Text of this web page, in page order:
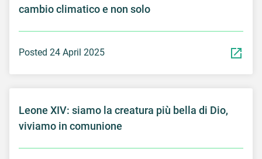
cambio climatico e non solo
Posted 24 April 2025
Leone XIV: siamo la creatura più bella di Dio,
viviamo in comunione